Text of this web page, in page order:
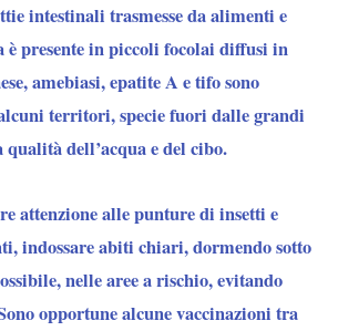
intestinali trasmesse da alimenti e
è presente in piccoli focolai diffusi in
amebiasi, epatite A e tifo sono
territori, specie fuori dalle grandi
qualità dell’acqua e del cibo.
attenzione alle punture di insetti e
indossare abiti chiari, dormendo sotto
nelle aree a rischio, evitando
opportune alcune vaccinazioni tra